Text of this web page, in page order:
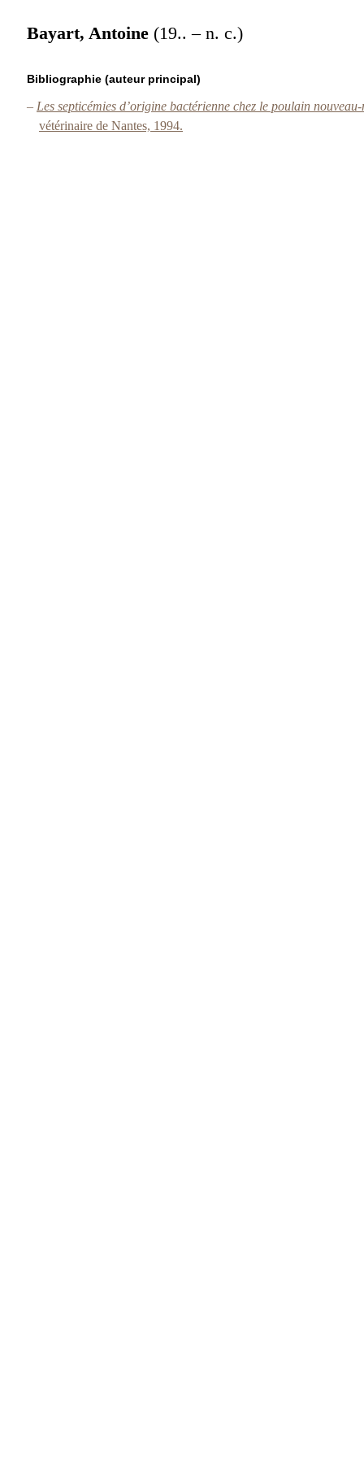
Bayart, Antoine (19.. – n. c.)
Bibliographie (auteur principal)
– Les septicémies d’origine bactérienne chez le poulain
vétérinaire de Nantes, 1994.